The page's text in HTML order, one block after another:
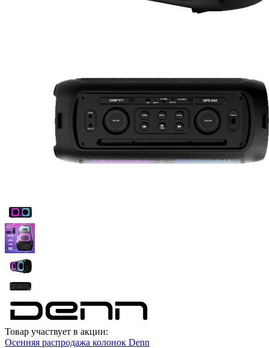
Товар участвует в акции:
Осенняя распродажа колонок Denn